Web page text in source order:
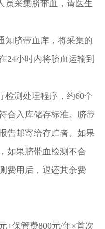
采集脐带血，请医生
脐带血库，将采集的
24小时内将脐血运输到
测处理程序，约60个
合入库储存标准。脐带
告邮寄给存贮者。如果
如果脐带血检测不合
费用后，退还其余费
保管费800元/年×首次